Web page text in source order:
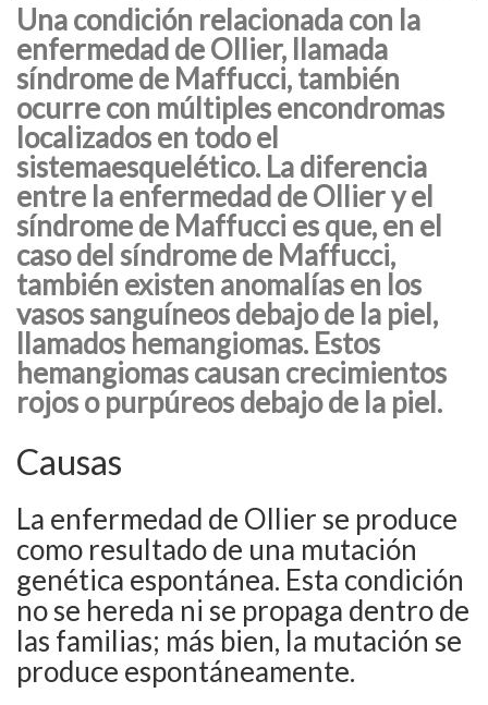
Una condición relacionada con la
enfermedad de Ollier, llamada
síndrome de Maffucci, también
ocurre con múltiples encondromas
localizados en todo el
sistemaesquelético. La diferencia
entre la enfermedad de Ollier y el
síndrome de Maffucci es que, en el
caso del síndrome de Maffucci,
también existen anomalías en los
vasos sanguíneos debajo de la piel,
llamados hemangiomas. Estos
hemangiomas causan crecimientos
rojos o purpúreos debajo de la piel.
Causas
La enfermedad de Ollier se produce
como resultado de una mutación
genética espontánea. Esta condición
no se hereda ni se propaga dentro de
las familias; más bien, la mutación se
produce espontáneamente.